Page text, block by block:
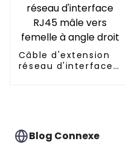
Câble d'extension
réseau d'interface
Blog Connexe